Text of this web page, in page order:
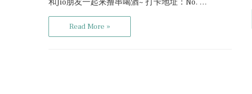
和Jio朋友一起来撸串喝酒~ 打卡地址：No. …
Read More »